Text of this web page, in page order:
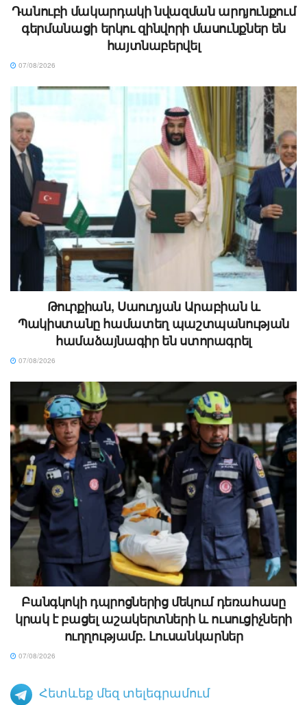
Դանուբի մակարդակի նվազման արդյունքում
գերմանացի երկու զինվորի մասունքներ են
հայտնաբերվել
07/08/2026
Թուրքիան, Սաուդյան Արաբիան և
Պակիստանը համատեղ պաշտպանության
համաձայնագիր են ստորագրել
07/08/2026
Բանգկոկի դպրոցներից մեկում դեռահասը
կրակ է բացել աշակերտների և ուսուցիչների
ուղղությամբ. Լուսանկարներ
07/08/2026
Հետևեք մեզ տելեգրամում